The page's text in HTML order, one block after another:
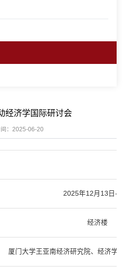
经济学国际研讨会
：2025-06-20
2025年12月13日-
经济楼
厦门大学王亚南经济研究院、经济学